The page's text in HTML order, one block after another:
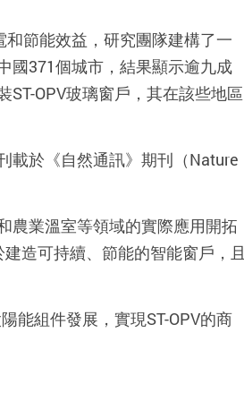
和節能效益，研究團隊建構了一
國371個城市，結果顯示逾九成
ST-OPV玻璃窗戶，其在該些地區
載於《自然通訊》期刊（Nature
農業溫室等領域的實際應用開拓
造可持續、節能的智能窗戶，且
能組件發展，實現ST-OPV的商